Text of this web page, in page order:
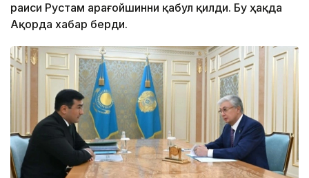
раиси Рустам Қарағойшинни қабул қилди. Бу ҳақда
Ақорда хабар берди.